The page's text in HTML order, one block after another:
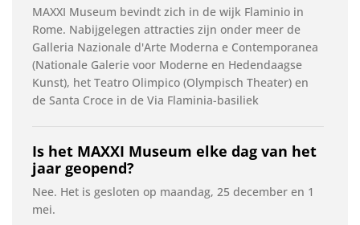
MAXXI Museum bevindt zich in de wijk Flaminio in
Rome. Nabijgelegen attracties zijn onder meer de
Galleria Nazionale d'Arte Moderna e Contemporanea
(Nationale Galerie voor Moderne en Hedendaagse
Kunst), het Teatro Olimpico (Olympisch Theater) en
de Santa Croce in de Via Flaminia-basiliek
Is het MAXXI Museum elke dag van het
jaar geopend?
Nee. Het is gesloten op maandag, 25 december en 1
mei.